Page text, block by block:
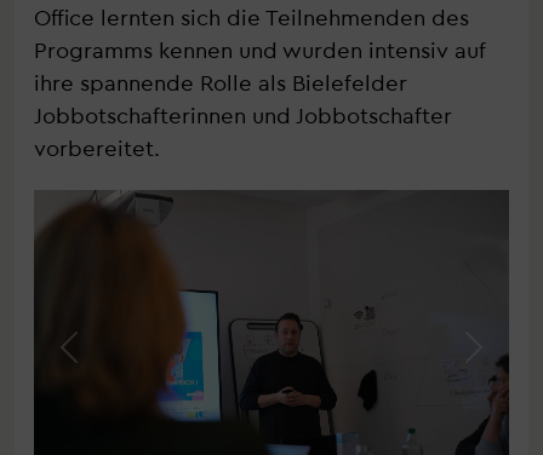
Office lernten sich die Teilnehmenden des
Programms kennen und wurden intensiv auf
ihre spannende Rolle als Bielefelder
Jobbotschafterinnen und Jobbotschafter
vorbereitet.
zurück weiter